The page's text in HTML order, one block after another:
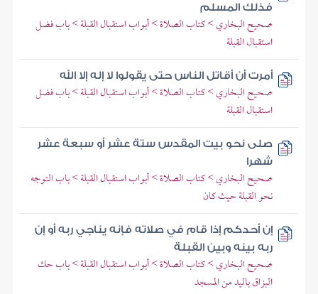
فذلك المسلم
صحيح البخاري > كتاب الصلاة > أبواب استقبال القبلة > باب فضل
استقبال القبلة
أمرت أن أقاتل الناس حتى يقولوا لا إله إلا الله
صحيح البخاري > كتاب الصلاة > أبواب استقبال القبلة > باب فضل
استقبال القبلة
صلى نحو بيت المقدس ستة عشر أو سبعة عشر
شهرا
صحيح البخاري > كتاب الصلاة > أبواب استقبال القبلة > باب التوجه
نحو القبلة حيث كان
إن أحدكم إذا قام في صلاته فإنه يناجي ربه أو إن
ربه بينه وبين القبلة
صحيح البخاري > كتاب الصلاة > أبواب استقبال القبلة > باب حك
البزاق باليد من المسجد